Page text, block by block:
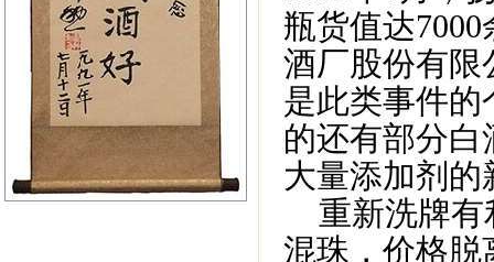
瓶货值达
酒厂股份有限
是此类事件
的还有部分
大量添加剂
重新洗牌有
混珠，价格脱